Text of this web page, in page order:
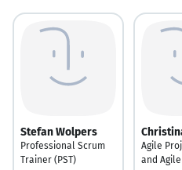
Stefan Wolpers
Professional Scrum
Trainer (PST)
Agile
and